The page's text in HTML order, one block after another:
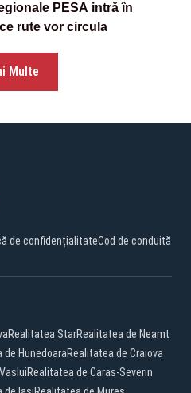
PESA intră în
rute vor circula
Multe
de confidențialitateCod de conduită
Realitatea StarRealitatea de Neamt
de HunedoaraRealitatea de Craiova
Realitatea de Caras-Severin